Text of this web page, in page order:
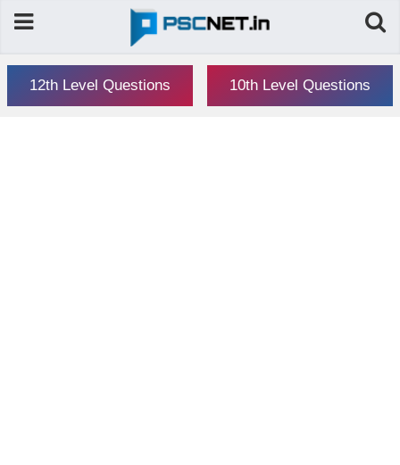
12th Level Questions 10th Level Questions